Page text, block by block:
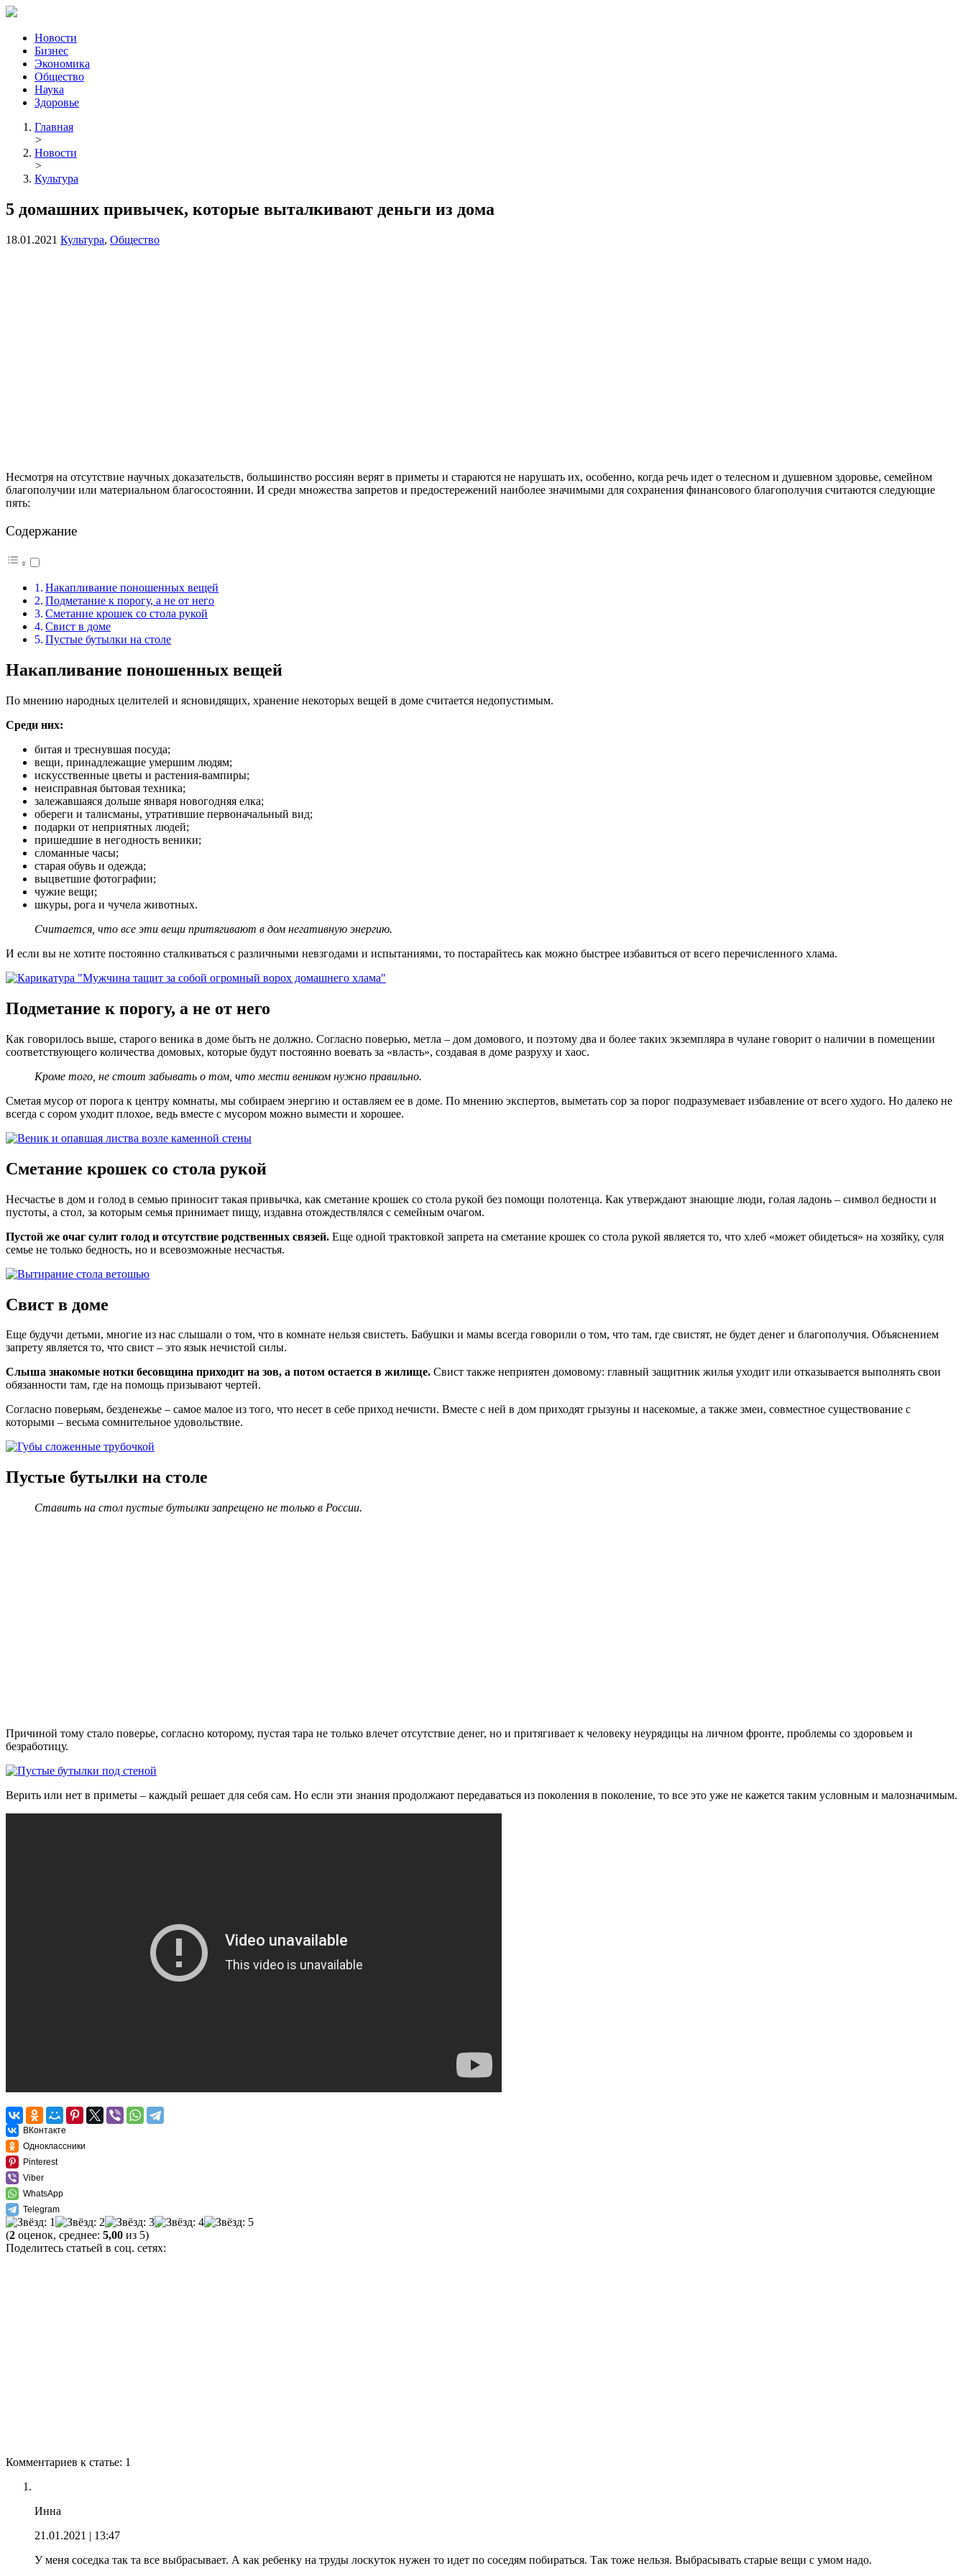
Новости
Бизнес
Экономика
Общество
Наука
Здоровье
Главная
>
Новости
>
Культура
5 домашних привычек, которые выталкивают деньги из дома
18.01.2021 Культура, Общество
Несмотря на отсутствие научных доказательств, большинство россиян верят в приметы и стараются не нарушать их, особенно, когда речь идет о телесном и душевном здоровье, семейном
благополучии или материальном благосостоянии. И среди множества запретов и предостережений наиболее значимыми для сохранения финансового благополучия считаются следующие
пять:
Содержание
Накапливание поношенных вещей
Подметание к порогу, а не от него
Сметание крошек со стола рукой
Свист в доме
Пустые бутылки на столе
Накапливание поношенных вещей
По мнению народных целителей и ясновидящих, хранение некоторых вещей в доме считается недопустимым.
Среди них:
битая и треснувшая посуда;
вещи, принадлежащие умершим людям;
искусственные цветы и растения-вампиры;
неисправная бытовая техника;
залежавшаяся дольше января новогодняя елка;
обереги и талисманы, утратившие первоначальный вид;
подарки от неприятных людей;
пришедшие в негодность веники;
сломанные часы;
старая обувь и одежда;
выцветшие фотографии;
чужие вещи;
шкуры, рога и чучела животных.
Считается, что все эти вещи притягивают в дом негативную энергию.
И если вы не хотите постоянно сталкиваться с различными невзгодами и испытаниями, то постарайтесь как можно быстрее избавиться от всего перечисленного хлама.
Подметание к порогу, а не от него
Как говорилось выше, старого веника в доме быть не должно. Согласно поверью, метла – дом домового, и поэтому два и более таких экземпляра в чулане говорит о наличии в помещении
соответствующего количества домовых, которые будут постоянно воевать за «власть», создавая в доме разруху и хаос.
Кроме того, не стоит забывать о том, что мести веником нужно правильно.
Сметая мусор от порога к центру комнаты, мы собираем энергию и оставляем ее в доме. По мнению экспертов, выметать сор за порог подразумевает избавление от всего худого. Но далеко не
всегда с сором уходит плохое, ведь вместе с мусором можно вымести и хорошее.
Сметание крошек со стола рукой
Несчастье в дом и голод в семью приносит такая привычка, как сметание крошек со стола рукой без помощи полотенца. Как утверждают знающие люди, голая ладонь – символ бедности и
пустоты, а стол, за которым семья принимает пищу, издавна отождествлялся с семейным очагом.
Пустой же очаг сулит голод и отсутствие родственных связей. Еще одной трактовкой запрета на сметание крошек со стола рукой является то, что хлеб «может обидеться» на хозяйку, суля
семье не только бедность, но и всевозможные несчастья.
Свист в доме
Еще будучи детьми, многие из нас слышали о том, что в комнате нельзя свистеть. Бабушки и мамы всегда говорили о том, что там, где свистят, не будет денег и благополучия. Объяснением
запрету является то, что свист – это язык нечистой силы.
Слыша знакомые нотки бесовщина приходит на зов, а потом остается в жилище. Свист также неприятен домовому: главный защитник жилья уходит или отказывается выполнять свои
обязанности там, где на помощь призывают чертей.
Согласно поверьям, безденежье – самое малое из того, что несет в себе приход нечисти. Вместе с ней в дом приходят грызуны и насекомые, а также змеи, совместное существование с
которыми – весьма сомнительное удовольствие.
Пустые бутылки на столе
Ставить на стол пустые бутылки запрещено не только в России.
Причиной тому стало поверье, согласно которому, пустая тара не только влечет отсутствие денег, но и притягивает к человеку неурядицы на личном фронте, проблемы со здоровьем и
безработицу.
Верить или нет в приметы – каждый решает для себя сам. Но если эти знания продолжают передаваться из поколения в поколение, то все это уже не кажется таким условным и малозначимым.
ВКонтакте
Одноклассники
Pinterest
Viber
WhatsApp
Telegram
(2 оценок, среднее: 5,00 из 5)
Поделитесь статьей в соц. сетях:
Комментариев к статье: 1
Инна
21.01.2021 | 13:47
У меня соседка так та все выбрасывает. А как ребенку на труды лоскуток нужен то идет по соседям побираться. Так тоже нельзя. Выбрасывать старые вещи с умом надо.